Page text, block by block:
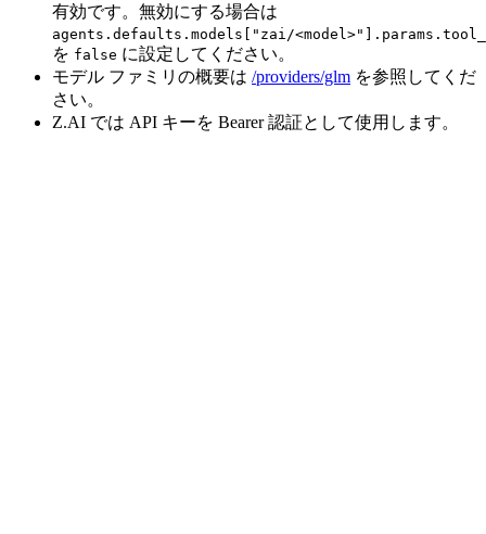
有効です。無効にする場合は
agents.defaults.models["zai/
を false に設定してください。
モデル ファミリの概要は /providers/glm を参照してくだ
さい。
Z.AI では API キーを Bearer 認証として使用します。